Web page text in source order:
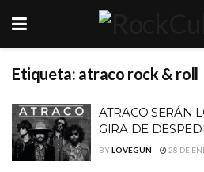
Etiqueta: atraco rock & roll
ATRACO SERÁN
GIRA DE
BYLOVEGUN 28 DE